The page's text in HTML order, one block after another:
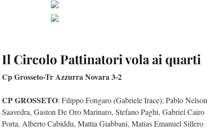
Il Circolo Pattinatori vola ai quarti
Cp Grosseto-Tr Azzurra Novara 3-2
CP GROSSETO: Filippo Fongaro (Gabriele Irace); Pablo Nelson
Saavedra, Gaston De Oro Marinaro, Stefano Paghi, Gabriel Cairo
Porta, Alberto Cabiddu, Mattia Giabbani, Matias Emanuel Sillero